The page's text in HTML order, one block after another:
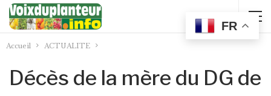
Accueil ACTUALITE
Décès de la mère du DG de
FR